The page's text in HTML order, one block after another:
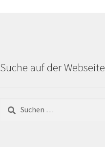
Suche auf der Webseite
nach: